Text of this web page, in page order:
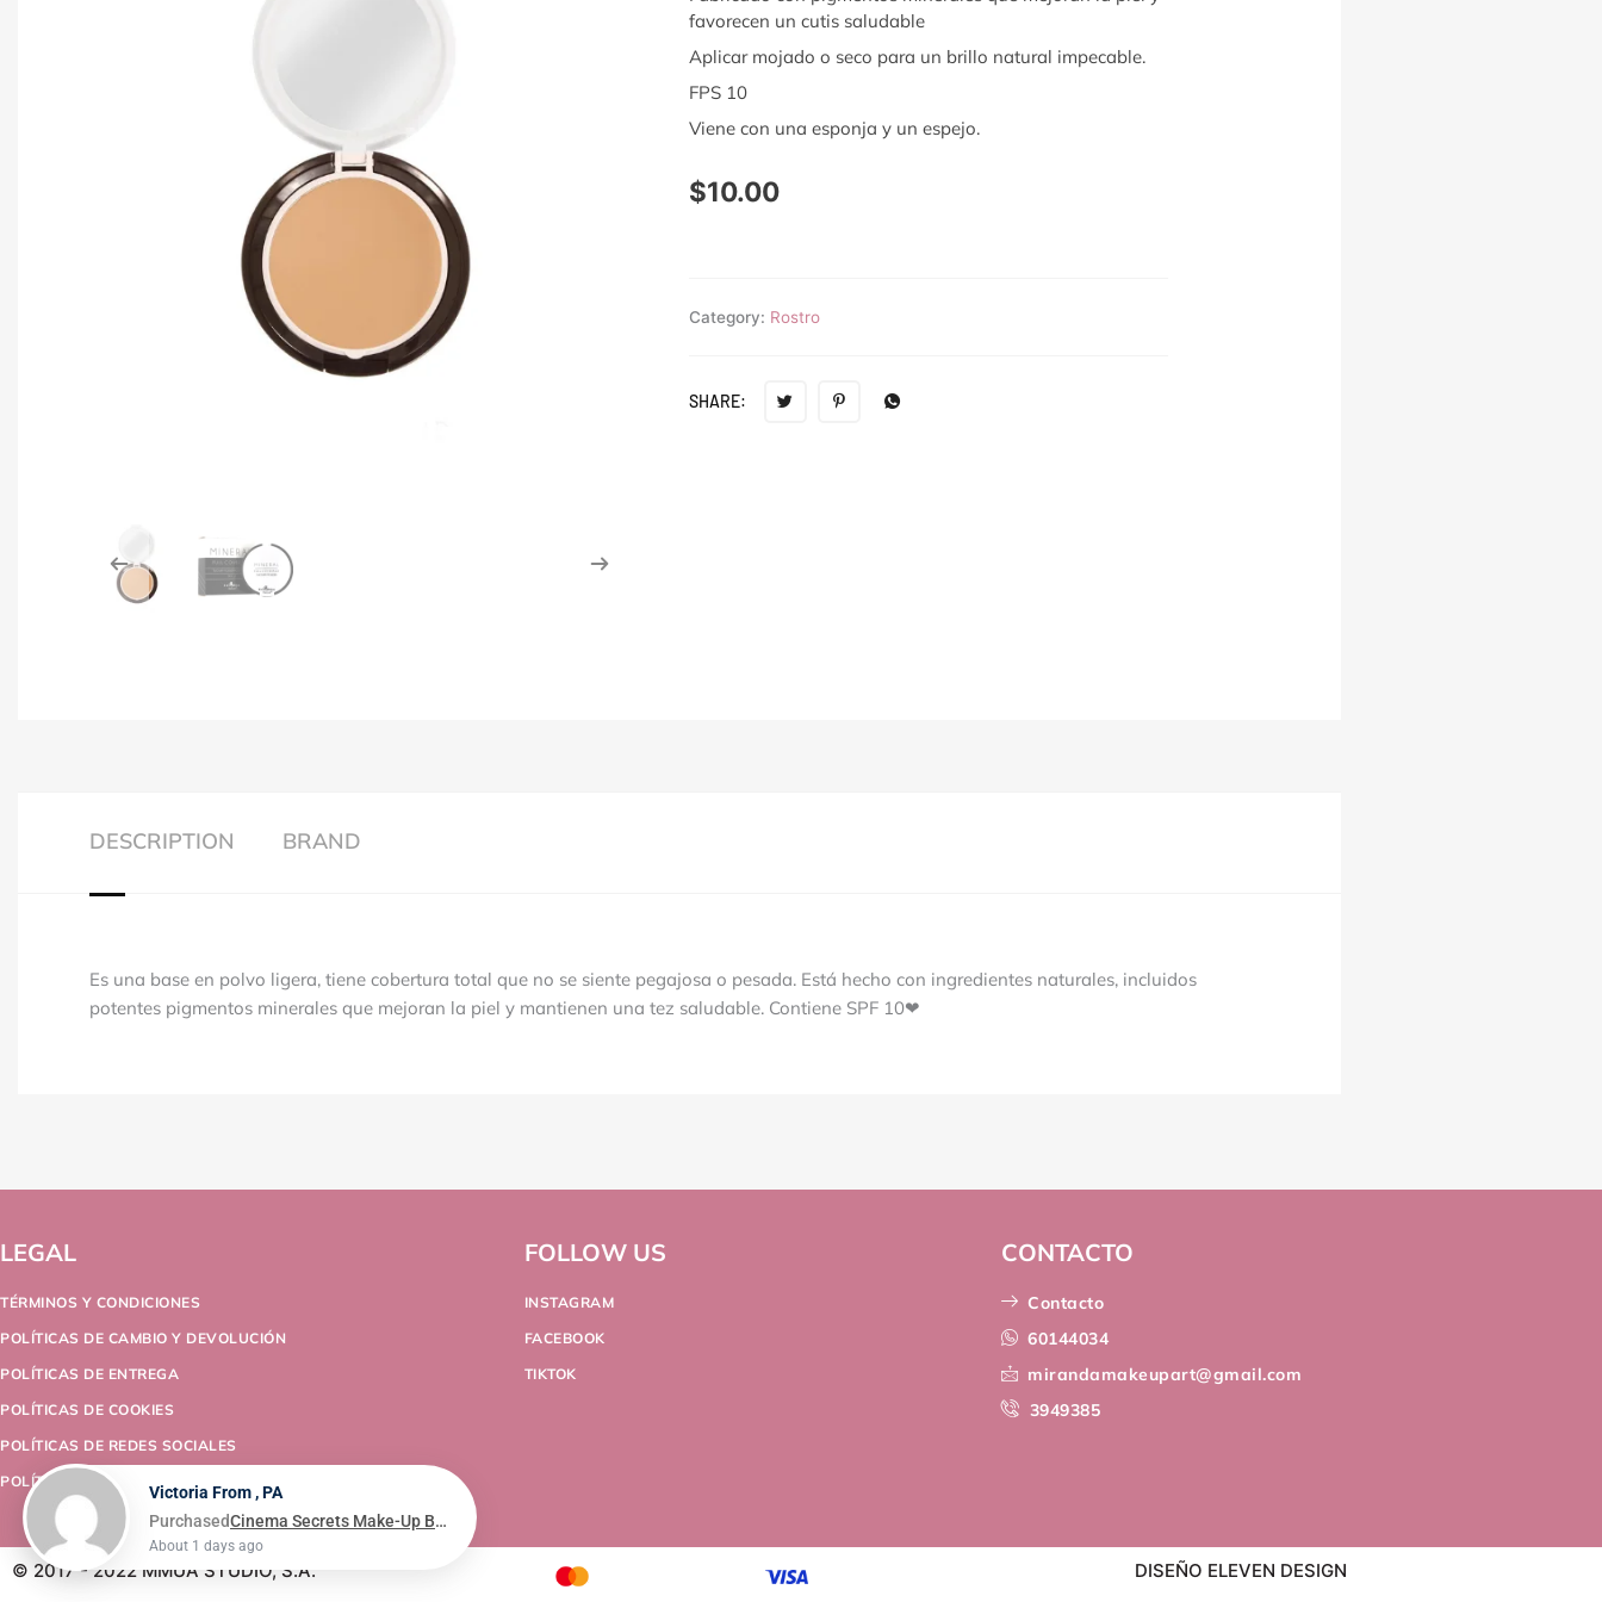
favorecen un cutis saludable
Aplicar mojado o seco para un brillo natural impecable.
FPS 10
Viene con una esponja y un espejo.
$10.00
Category: Rostro
SHARE:
DESCRIPTION BRAND
Es una base en polvo ligera, tiene cobertura total que no se siente pegajosa o pesada. Está hecho con ingredientes naturales, incluidos
potentes pigmentos minerales que mejoran la piel y mantienen una tez saludable. Contiene SPF 10❤
LEGAL
TÉRMINOS Y CONDICIONES
POLÍTICAS DE CAMBIO Y DEVOLUCIÓN
POLÍTICAS DE ENTREGA
POLÍTICAS DE COOKIES
POLÍTICAS DE REDES SOCIALES
POLÍTICAS DE PRIVACIDAD
FOLLOW US
INSTAGRAM
FACEBOOK
TIKTOK
CONTACTO
Contacto
60144034
mirandamakeupart@gmail.com
3949385
© 2017 - 2022 MMUA STUDIO, S.A. DISEÑO ELEVEN DESIGN
Victoria From , PA
Purchased
Cinema Secrets Make-Up Brush Cleaner 473ml/16oz
About 1 days ago